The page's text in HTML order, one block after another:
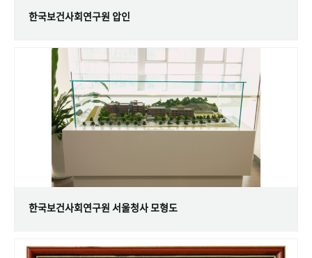
한국보건사회연구원 압인
한국보건사회연구원 서울청사 모형도